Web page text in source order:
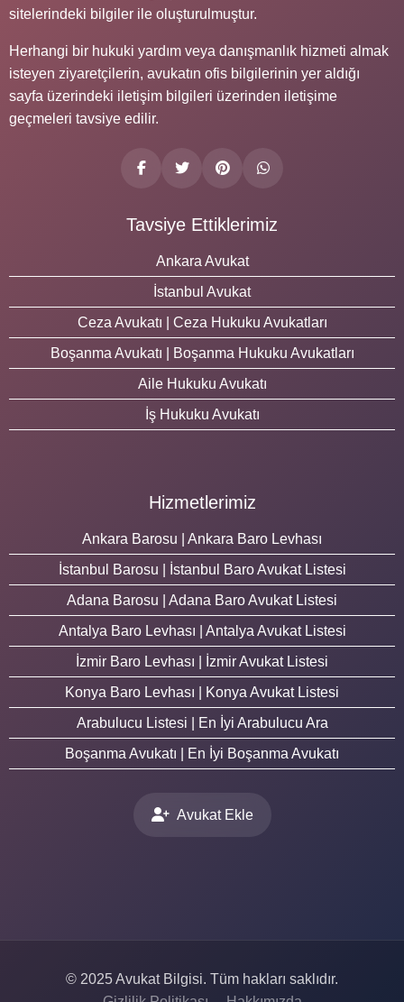
sitelerindeki bilgiler ile oluşturulmuştur.
Herhangi bir hukuki yardım veya danışmanlık hizmeti almak
isteyen ziyaretçilerin, avukatın ofis bilgilerinin yer aldığı
sayfa üzerindeki iletişim bilgileri üzerinden iletişime
geçmeleri tavsiye edilir.
Tavsiye Ettiklerimiz
Ankara Avukat
İstanbul Avukat
Ceza Avukatı | Ceza Hukuku Avukatları
Boşanma Avukatı | Boşanma Hukuku Avukatları
Aile Hukuku Avukatı
İş Hukuku Avukatı
Hizmetlerimiz
Ankara Barosu | Ankara Baro Levhası
İstanbul Barosu | İstanbul Baro Avukat Listesi
Adana Barosu | Adana Baro Avukat Listesi
Antalya Baro Levhası | Antalya Avukat Listesi
İzmir Baro Levhası | İzmir Avukat Listesi
Konya Baro Levhası | Konya Avukat Listesi
Arabulucu Listesi | En İyi Arabulucu Ara
Boşanma Avukatı | En İyi Boşanma Avukatı
Avukat Ekle
© 2025 Avukat Bilgisi. Tüm hakları saklıdır.